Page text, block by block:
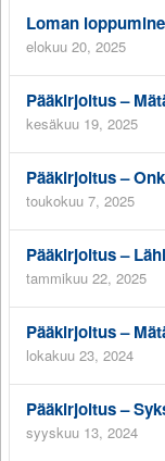
Loman
elokuu 20, 2025
Pääkirjoitus –
kesäkuu 19, 2025
Pääkirjoitus –
toukokuu 7, 2025
Pääkirjoitus –
tammikuu 22, 2025
Pääkirjoitus –
lokakuu 23, 2024
Pääkirjoitus –
syyskuu 13, 2024